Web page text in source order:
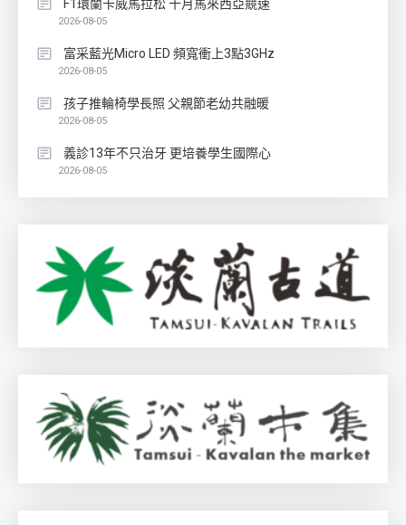
F1環蘭卡威馬拉松 十月馬來西亞競速
2026-08-05
富采藍光Micro LED 頻寬衝上3點3GHz
2026-08-05
孩子推輪椅學長照 父親節老幼共融暖
2026-08-05
義診13年不只治牙 更培養學生國際心
2026-08-05